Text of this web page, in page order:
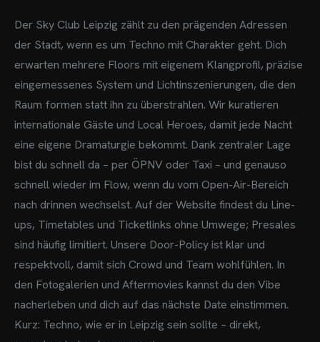
Der Sky Club Leipzig zählt zu den prägenden Adressen
der Stadt, wenn es um Techno mit Charakter geht. Dich
erwarten mehrere Floors mit eigenem Klangprofil, präzise
eingemessenes System und Lichtinszenierungen, die den
Raum formen statt ihn zu überstrahlen. Wir kuratieren
internationale Gäste und Local Heroes, damit jede Nacht
eine eigene Dramaturgie bekommt. Dank zentraler Lage
bist du schnell da – per ÖPNV oder Taxi – und genauso
schnell wieder im Flow, wenn du vom Open-Air-Bereich
nach drinnen wechselst. Auf der Website findest du Line-
ups, Timetables und Ticketlinks ohne Umwege; Presales
sind häufig limitiert. Unsere Door-Policy ist klar und
respektvoll, damit sich Crowd und Team wohlfühlen. In
den Fotogalerien und Aftermovies kannst du den Vibe
nacherleben und dich auf das nächste Date einstimmen.
Kurz: Techno, wie er in Leipzig sein sollte – direkt,